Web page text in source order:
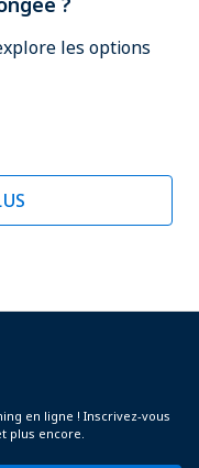
les options
en ligne ! Inscrivez-vous
plus encore.